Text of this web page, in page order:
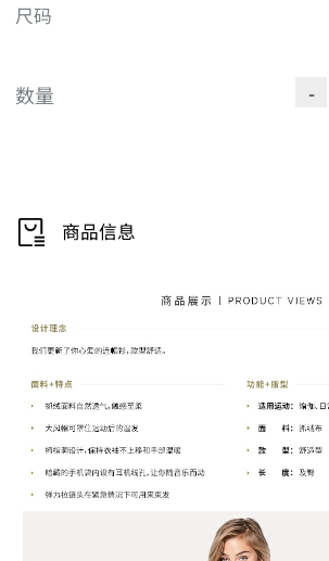
尺码
数量 -
商品信息